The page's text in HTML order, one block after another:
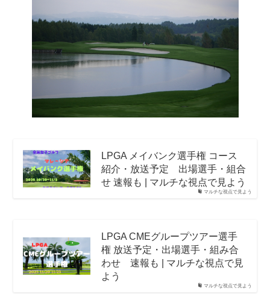
マルチな視点で見よう
LPGA メイバンク選手権 コース
紹介・放送予定 出場選手・組合
せ 速報も | マルチな視点で見よう
マルチな視点で見よう
LPGA CMEグループツアー選手
権 放送予定・出場選手・組み合
わせ 速報も | マルチな視点で見
よう